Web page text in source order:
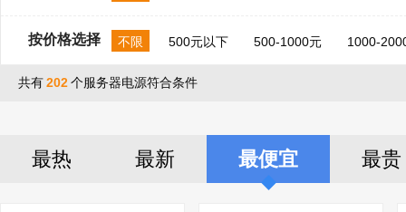
按价格选择 不限 500元以下 500-1000元 1000-
共有202个服务器电源符合条件
最热 最新 最便宜 最贵